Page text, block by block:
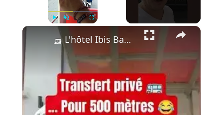
×
🛺 L'hôtel Ibis Bangkok Sukhumvit 4 offre un buggy navette privé GRATUIT jusqu'au BTS Nana 🇹🇭